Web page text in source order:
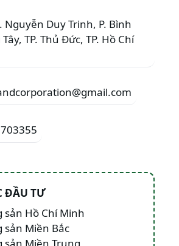
Nguyễn Duy Trinh, P. Bình
TP. Thủ Đức, TP. Hồ Chí
ĐẦU TƯ
sản Hồ Chí Minh
sản Miền Bắc